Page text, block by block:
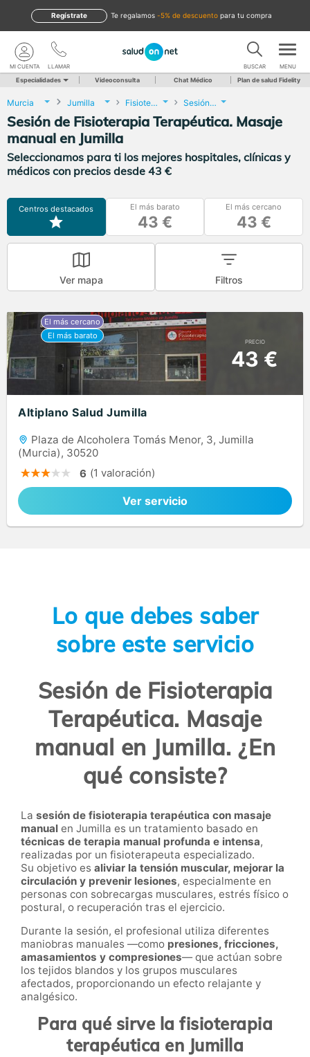
te regalamos -5% de descuento para tu compra
Regístrate
LLAMAR
MI CUENTA BUSCAR MENU
Especialidades Videoconsulta Chat Médico Plan de salud Fidelity
Murcia Jumilla Fisioterapia Sesión de Fisioterapia Terapéutica. Masaje manual
Sesión de Fisioterapia Terapéutica. Masaje
manual en Jumilla
Seleccionamos para ti los mejores hospitales, clínicas y
médicos con precios desde 43 €
Centros destacados El más barato
43 €
El más cercano
43 €
Ver mapa Filtros
PRECIO
43 €
Altiplano Salud Jumilla
Plaza de Alcoholera Tomás Menor, 3, Jumilla
(Murcia), 30520
6 (1 valoración)
Ver servicio
Lo que debes saber
sobre este servicio
Sesión de Fisioterapia
Terapéutica. Masaje
manual en Jumilla. ¿En
qué consiste?
La sesión de fisioterapia terapéutica con masaje
manual en Jumilla es un tratamiento basado en
técnicas de terapia manual profunda e intensa,
realizadas por un fisioterapeuta especializado.
Su objetivo es aliviar la tensión muscular, mejorar la
circulación y prevenir lesiones, especialmente en
personas con sobrecargas musculares, estrés físico o
postural, o recuperación tras el ejercicio.
Durante la sesión, el profesional utiliza diferentes
maniobras manuales —como presiones, fricciones,
amasamientos y compresiones— que actúan sobre
los tejidos blandos y los grupos musculares
afectados, proporcionando un efecto relajante y
analgésico.
Para qué sirve la fisioterapia
terapéutica en Jumilla